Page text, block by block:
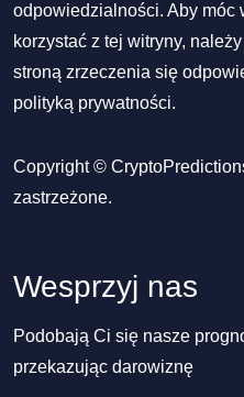
odpowiedzialności. Aby móc
korzystać z tej witryny,
stroną zrzeczenia się
polityką prywatności.
Copyright ©
zastrzeżone.
Wesprzyj nas
Podobają Ci się nasze
przekazując darowiznę